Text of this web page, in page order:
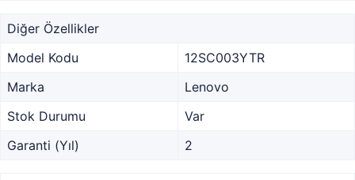
Diğer Özellikler
Model Kodu
12SC003YTR
Marka
Lenovo
Stok Durumu
Var
Garanti (Yıl)
2